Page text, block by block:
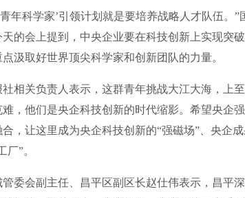
科学家’引领计划就是要培养战略人才队伍。”
的会上提到，中央企业要在科技创新上实现突
汲取好世界顶尖科学家和创新团队的力量。
关负责人表示，这群青年挑战大江大海，上至
，他们是央企科技创新的时代缩影。希望央企
，让这里成为央企科技创新的“强磁场”、央企
厂”。
会副主任、昌平区副区长赵仕伟表示，昌平深